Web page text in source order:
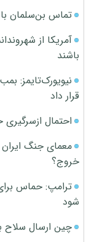
تماس بن‌سلمان با
آمریکا از
باشند
قرار داد
احتمال ازسرگیری
معمای جنگ ایران
خروج؟
ترامپ: حماس
شود
چین ارسال سلاح